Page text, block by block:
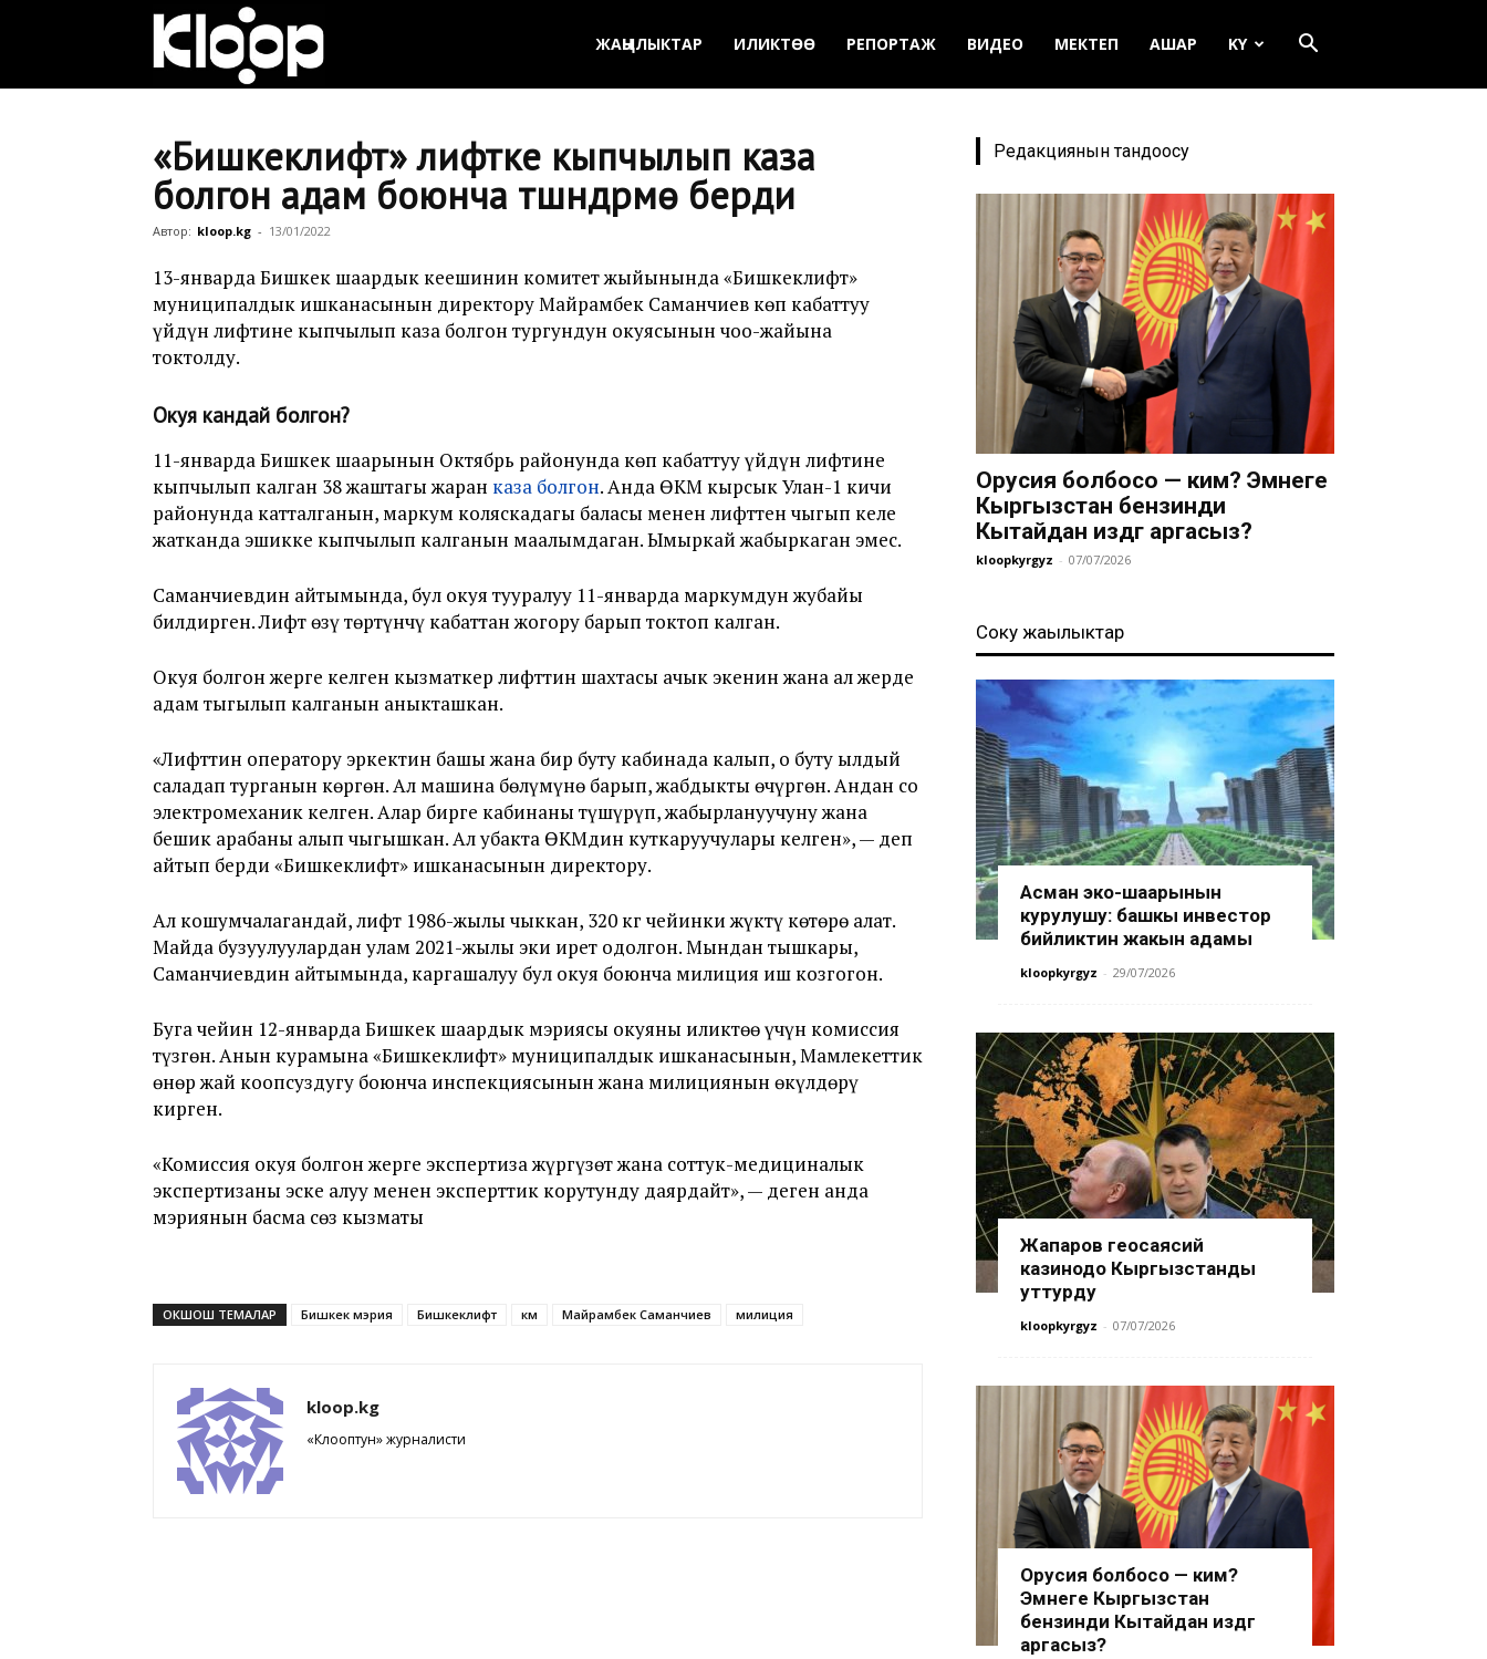
Кыргызстан
ЖАҢЫЛЫКТАР ИЛИКТӨӨ РЕПОРТАЖ ВИДЕО МЕКТЕП АШАР KY
«Бишкеклифт» лифтке кыпчылып каза
болгон адам боюнча түшүндүрмө берди
Автор: kloop.kg - 13/01/2022
13-январда Бишкек шаардык кеңешинин комитет жыйынында «Бишкеклифт»
муниципалдык ишканасынын директору Майрамбек Саманчиев көп кабаттуу
үйдүн лифтине кыпчылып каза болгон тургундун окуясынын чоо-жайына
токтолду.
Окуя кандай болгон?
11-январда Бишкек шаарынын Октябрь районунда көп кабаттуу үйдүн лифтине
кыпчылып калган 38 жаштагы жаран каза болгон. Анда ӨКМ кырсык Улан-1 кичи
районунда катталганын, маркум коляскадагы баласы менен лифттен чыгып келе
жатканда эшикке кыпчылып калганын маалымдаган. Ымыркай жабыркаган эмес.
Саманчиевдин айтымында, бул окуя тууралуу 11-январда маркумдун жубайы
билдирген. Лифт өзү төртүнчү кабаттан жогору барып токтоп калган.
Окуя болгон жерге келген кызматкер лифттин шахтасы ачык экенин жана ал жерде
адам тыгылып калганын аныкташкан.
«Лифттин оператору эркектин башы жана бир буту кабинада калып, оң буту ылдый
салаңдап турганын көргөн. Ал машина бөлүмүнө барып, жабдыкты өчүргөн. Андан соң
электромеханик келген. Алар бирге кабинаны түшүрүп, жабырлануучуну жана
бешик арабаны алып чыгышкан. Ал убакта ӨКМдин куткаруучулары келген», — деп
айтып берди «Бишкеклифт» ишканасынын директору.
Ал кошумчалагандай, лифт 1986-жылы чыккан, 320 кг чейинки жүктү көтөрө алат.
Майда бузуулуулардан улам 2021-жылы эки ирет оңдолгон. Мындан тышкары,
Саманчиевдин айтымында, каргашалуу бул окуя боюнча милиция иш козгогон.
Буга чейин 12-январда Бишкек шаардык мэриясы окуяны иликтөө үчүн комиссия
түзгөн. Анын курамына «Бишкеклифт» муниципалдык ишканасынын, Мамлекеттик
өнөр жай коопсуздугу боюнча инспекциясынын жана милициянын өкүлдөрү
кирген.
«Комиссия окуя болгон жерге экспертиза жүргүзөт жана соттук-медициналык
экспертизаны эске алуу менен эксперттик корутунду даярдайт», — деген анда
мэриянын басма сөз кызматы
ОКШОШ ТЕМАЛАР Бишкек мэрия Бишкеклифт км Майрамбек Саманчиев милиция
kloop.kg
«Клооптун» журналисти
Редакциянын тандоосу
Орусия болбосо — ким? Эмнеге
Кыргызстан бензинди
Кытайдан издөөгө аргасыз?
kloopkyrgyz - 07/07/2026
Соңку жаңылыктар
Асман эко-шаарынын
курулушу: башкы инвестор
бийликтин жакын адамы
kloopkyrgyz - 29/07/2026
Жапаров геосаясий
казинодо Кыргызстанды
уттурду
kloopkyrgyz - 07/07/2026
Орусия болбосо — ким?
Эмнеге Кыргызстан
бензинди Кытайдан издөөгө
аргасыз?